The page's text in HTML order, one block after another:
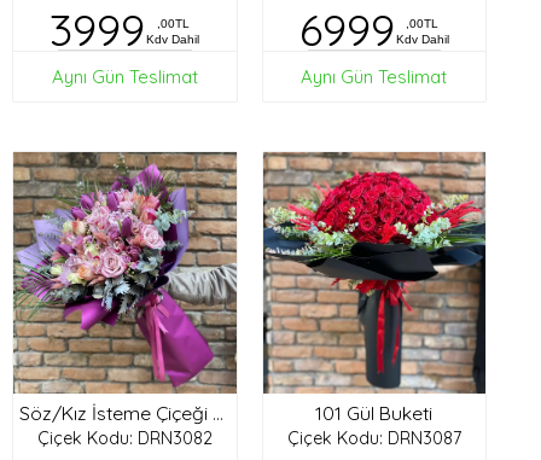
3999
,00TL
Kdv Dahil
Aynı Gün Teslimat
6999
,00TL
Kdv Dahil
Aynı Gün Teslimat
Söz/Kız İsteme Çiçeği Buketi
Çiçek Kodu: DRN3082
101 Gül Buketi
Çiçek Kodu: DRN3087